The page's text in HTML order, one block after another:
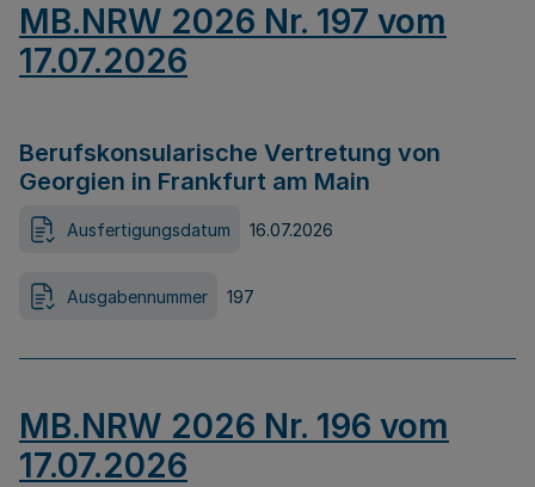
MB.NRW 2026 Nr. 197 vom
17.07.2026
Berufskonsularische Vertretung von
Georgien in Frankfurt am Main
Ausfertigungsdatum 16.07.2026
Ausgabennummer 197
MB.NRW 2026 Nr. 196 vom
17.07.2026